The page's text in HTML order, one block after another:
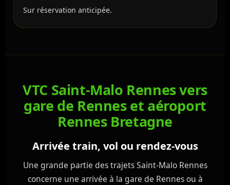
Sur réservation anticipée.
VTC Saint-Malo Rennes vers
gare de Rennes et aéroport
Rennes Bretagne
Arrivée train, vol ou rendez-vous
Une grande partie des trajets Saint-Malo Rennes
concerne une arrivée à la gare de Rennes ou à